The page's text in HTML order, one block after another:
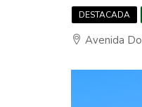
DESTACADA
Avenida